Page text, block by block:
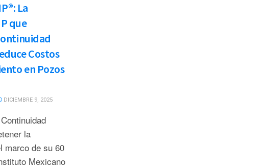
La
que
Costos
en Pozos
DICIEMBRE 9, 2025
la
marco de su 60
Mexicano